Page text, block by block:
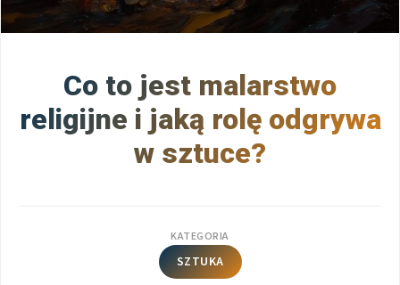
Co to jest malarstwo
religijne i jaką rolę odgrywa
w sztuce?
KATEGORIA
SZTUKA